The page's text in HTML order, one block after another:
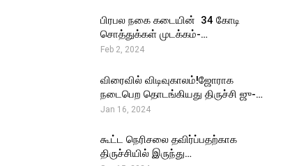
பிரபல நகை கடையின் ₹ 34 கோடி
சொத்துக்கள் முடக்கம்-…
Feb 2, 2024
விரைவில் விடிவுகாலம்!ஜோராக
நடைபெற தொடங்கியது திருச்சி ஜு-…
Jan 16, 2024
கூட்ட நெரிசலை தவிர்ப்பதற்காக
திருச்சியில் இருந்து…